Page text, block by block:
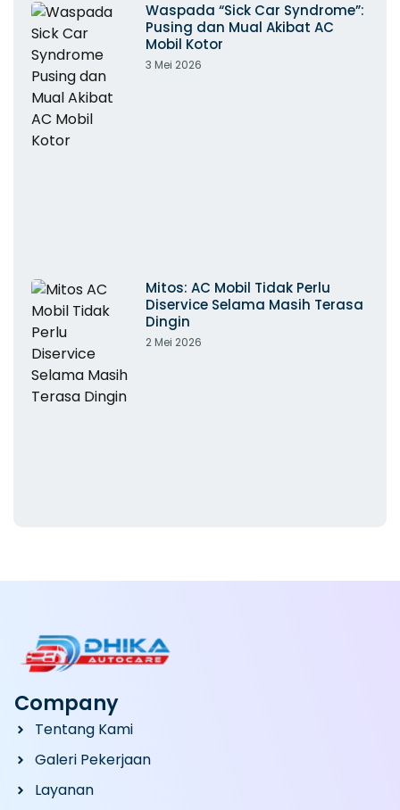
Waspada “Sick Car Syndrome”:
Pusing dan Mual Akibat AC
Mobil Kotor
3 Mei 2026
Mitos: AC Mobil Tidak Perlu
Diservice Selama Masih Terasa
Dingin
2 Mei 2026
Company
Tentang Kami
Galeri Pekerjaan
Layanan